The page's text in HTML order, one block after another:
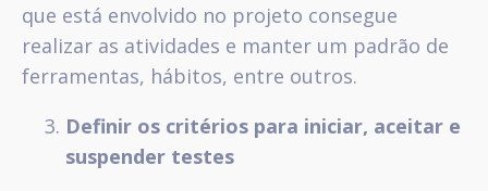
que está envolvido no projeto consegue
realizar as atividades e manter um padrão de
ferramentas, hábitos, entre outros.
Definir os critérios para iniciar, aceitar e
suspender testes